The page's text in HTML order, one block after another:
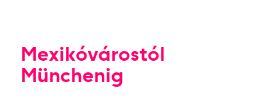
Mexikóvárostól
Münchenig